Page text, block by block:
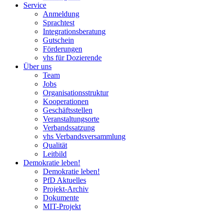
Service
Anmeldung
Sprachtest
Integrationsberatung
Gutschein
Förderungen
vhs für Dozierende
Über uns
Team
Jobs
Organisationsstruktur
Kooperationen
Geschäftsstellen
Veranstaltungsorte
Verbandssatzung
vhs Verbandsversammlung
Qualität
Leitbild
Demokratie leben!
Demokratie leben!
PfD Aktuelles
Projekt-Archiv
Dokumente
MIT-Projekt